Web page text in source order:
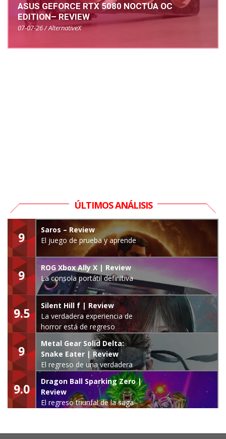
ASUS GEFORCE RTX 5080 NOCTUA OC
EDITION– REVIEW
07-07-26 / AlternativeX
ÚLTIMOS ANÁLISIS
9
Saros – Review
El juego de prueba y aprende
9
ROG Xbox Ally X | Review
La consola portátil definitiva
9.5
Silent Hill f | Review
La verdadera experiencia de
horror está de regreso
9
Metal Gear Solid Delta:
Snake Eater | Review
El regreso de una verdadera
leyenda
9.0
Dragon Ball Sparking Zero |
Review
El regreso triunfal de la saga